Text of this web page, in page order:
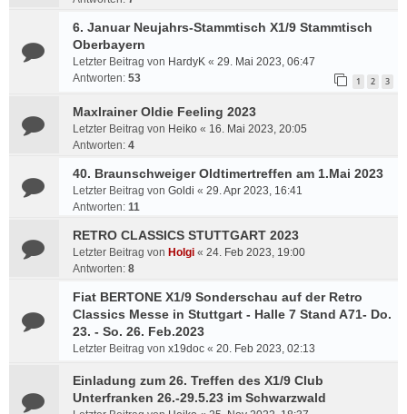
6. Januar Neujahrs-Stammtisch X1/9 Stammtisch
Oberbayern
Letzter Beitrag von HardyK « 29. Mai 2023, 06:47
Antworten: 53 1 2 3
Maxlrainer Oldie Feeling 2023
Letzter Beitrag von Heiko « 16. Mai 2023, 20:05
Antworten: 4
40. Braunschweiger Oldtimertreffen am 1.Mai 2023
Letzter Beitrag von Goldi « 29. Apr 2023, 16:41
Antworten: 11
RETRO CLASSICS STUTTGART 2023
Letzter Beitrag von Holgi « 24. Feb 2023, 19:00
Antworten: 8
Fiat BERTONE X1/9 Sonderschau auf der Retro
Classics Messe in Stuttgart - Halle 7 Stand A71- Do.
23. - So. 26. Feb.2023
Letzter Beitrag von x19doc « 20. Feb 2023, 02:13
Einladung zum 26. Treffen des X1/9 Club
Unterfranken 26.-29.5.23 im Schwarzwald